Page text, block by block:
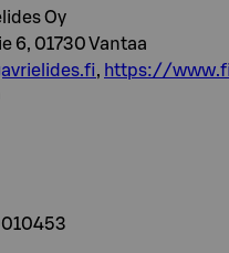
Oy
6, 01730 Vantaa
, https://